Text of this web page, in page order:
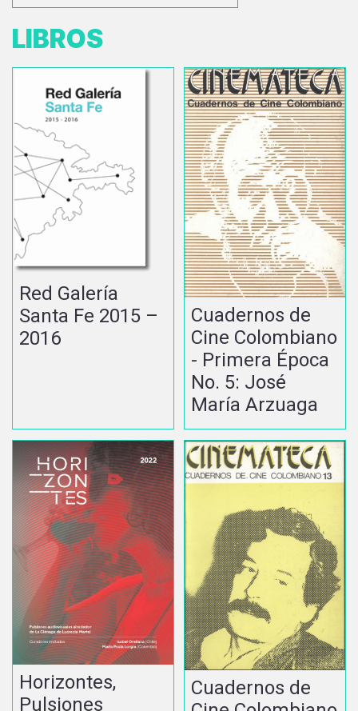
LIBROS
Red Galería
Santa Fe 2015 –
2016
Cuadernos de
Cine Colombiano
- Primera Época
No. 5: José
María Arzuaga
Horizontes,
Pulsiones
Cuadernos de